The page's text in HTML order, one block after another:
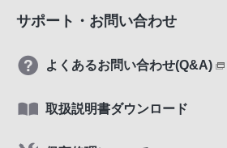
サポート・お問い合わせ
よくあるお問い合わせ(Q&A)
取扱説明書ダウンロード